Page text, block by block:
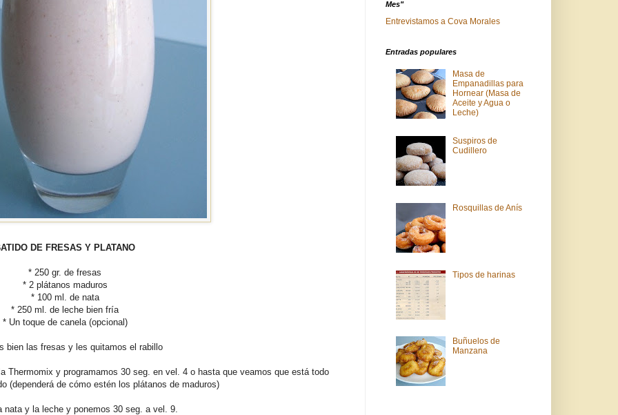
DE FRESAS Y PLATANO
* 250 gr. de fresas
* 2 plátanos maduros
* 100 ml. de nata
* 250 ml. de leche bien fría
* Un toque de canela (opcional)
bien las fresas y les quitamos el rabillo
Thermomix y programamos 30 seg. en vel. 4 o hasta que veamos que está todo
(dependerá de cómo estén los plátanos de maduros)
nata y la leche y ponemos 30 seg. a vel. 9.
Mes"
Entrevistamos a Cova Morales
Entradas populares
Masa de
Empanadillas para
Hornear (Masa de
Aceite y Agua o
Leche)
Suspiros de
Cudillero
Rosquillas de Anís
Tipos de harinas
Buñuelos de
Manzana